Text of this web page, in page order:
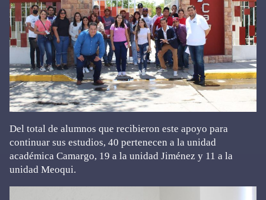
Del total de alumnos que recibieron este apoyo para
continuar sus estudios, 40 pertenecen a la unidad
académica Camargo, 19 a la unidad Jiménez y 11 a la
unidad Meoqui.